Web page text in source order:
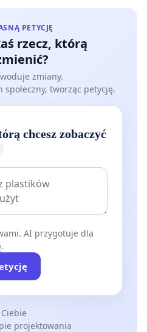
PETYCJĘ
rzecz, którą
zmiany.
tworząc petycję.
chcesz zobaczyć
AI przygotuje dla
projektowania